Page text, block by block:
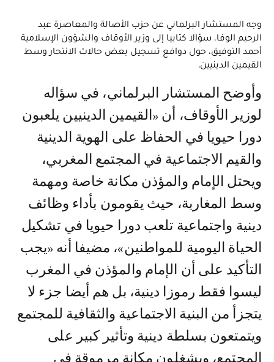
وجه المستشار البرلماني عن حزب الأصالة والمعاصرة عبد
الرحيم الوفا، سؤالا كتابيا إلى وزير الأوقاف والشؤون الإسلامية
أحمد التوفيق، حول دوافع تسجيل بعض حالات الانتحار وسط
القيمين الدينيين.
وأوضح المستشار البرلماني، في سؤاله
لوزير الأوقاف، أن «القيمين الدينيين يلعبون
دورا حيويا في الحفاظ على الهوية الدينية
والقيم الاجتماعية في المجتمع المغربي،
ويحتل الإمام والمؤذن مكانة خاصة ومهمة
وسط المغاربة، حيث يقومون بأداء وظائف
دينية واجتماعية تلعب دورا حيويا في تشكيل
الحياة اليومية للمواطنين»، مضيفا أنه «يجب
التأكيد على أن الإمام والمؤذن في المغرب
ليسوا فقط رموزا دينية، بل هم أيضا جزء لا
يتجزأ من البنية الاجتماعية والثقافية للمجتمع
ويتمتعون بسلطة دينية وتأثير كبير على
المجتمع، ويشغلون مكانة مرموقة في